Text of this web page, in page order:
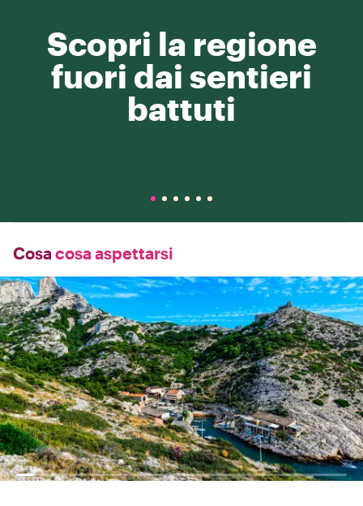
Scopri la regione
fuori dai sentieri
battuti
Cosa cosa aspettarsi